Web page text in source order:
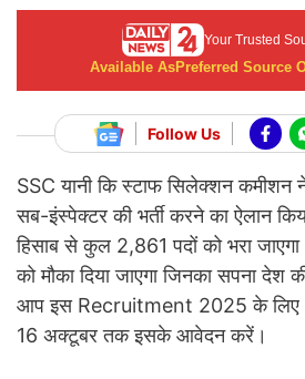
Your Trusted
Available AsPreferred Source
Follow Us
SSC यानी कि स्टाफ सिलेक्शन
सब-इंस्पेक्टर की भर्ती करने का ऐलान
हिसाब से कुल 2,861 पदों को भरा
को मौका दिया जाएगा जिनका सपना
आप इस Recruitment 2025 के लिए
16 अक्टूबर तक इसके आवेदन करें।